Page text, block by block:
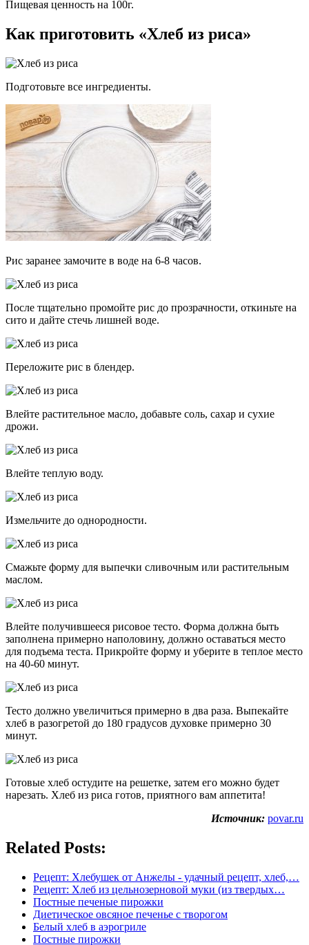
Пищевая ценность на 100г.
Как приготовить «Хлеб из риса»
Подготовьте все ингредиенты.
Рис заранее замочите в воде на 6-8 часов.
После тщательно промойте рис до прозрачности, откиньте на
сито и дайте стечь лишней воде.
Переложите рис в блендер.
Влейте растительное масло, добавьте соль, сахар и сухие
дрожи.
Влейте теплую воду.
Измельчите до однородности.
Смажьте форму для выпечки сливочным или растительным
маслом.
Влейте получившееся рисовое тесто. Форма должна быть
заполнена примерно наполовину, должно оставаться место
для подъема теста. Прикройте форму и уберите в теплое место
на 40-60 минут.
Тесто должно увеличиться примерно в два раза. Выпекайте
хлеб в разогретой до 180 градусов духовке примерно 30
минут.
Готовые хлеб остудите на решетке, затем его можно будет
нарезать. Хлеб из риса готов, приятного вам аппетита!
Источник: povar.ru
Related Posts:
Рецепт: Хлебушек от Анжелы - удачный рецепт, хлеб,…
Рецепт: Хлеб из цельнозерновой муки (из твердых…
Постные печеные пирожки
Диетическое овсяное печенье с творогом
Белый хлеб в аэрогриле
Постные пирожки